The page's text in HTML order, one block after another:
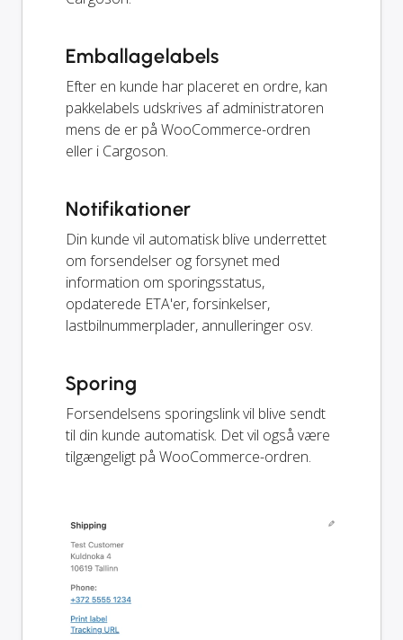
Emballagelabels
Efter en kunde har placeret en ordre, kan
pakkelabels udskrives af administratoren
mens de er på WooCommerce-ordren
eller i Cargoson.
Notifikationer
Din kunde vil automatisk blive underrettet
om forsendelser og forsynet med
information om sporingsstatus,
opdaterede ETA'er, forsinkelser,
lastbilnummerplader, annulleringer osv.
Sporing
Forsendelsens sporingslink vil blive sendt
til din kunde automatisk. Det vil også være
tilgængeligt på WooCommerce-ordren.